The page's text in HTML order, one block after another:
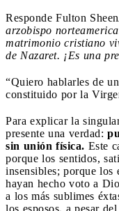
Responde Fulton Sheen
arzobispo
matrimonio cristiano
de Nazaret. ¡Es una
“Quiero hablarles de
constituido por la
Para explicar la
presente una verdad:
sin unión física. Este
porque los sentidos,
insensibles; porque los
hayan hecho voto a
a los más sublimes
los esposos, a pesar